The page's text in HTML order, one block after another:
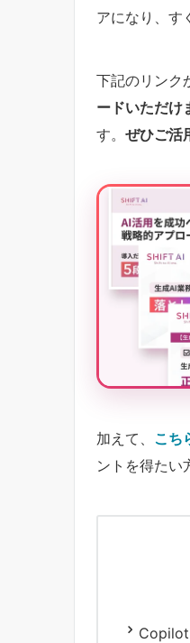
アになり、す
下記のリンク
ードいただけ
す。 ぜひご活
加えて、 こち
ントを得たい
Copilot